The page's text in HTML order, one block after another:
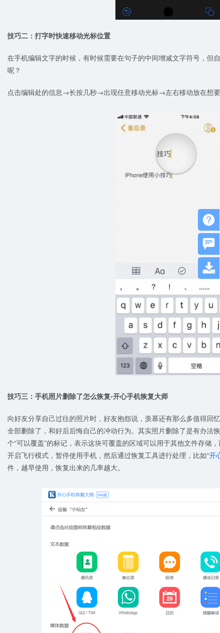
技巧二：打字时快速移动光标位置
在手机编辑文字的时候，有时候需要在句子的中间增减文字符号，但
呢？
点击编辑处的信息→长按几秒→出现任意移动光标→左右移动放在想
技巧三：手机照片删除了怎么恢复-开心手机恢复大师
向好友分享自己过往的照片时，好友抱怨说，羡慕还有那么多值得回
全部删除了，和好后后悔自己的冲动行为。其实照片删除了是有办法
个“可以覆盖”的标记，表示这块可覆盖的区域可以用于其他文件存储
开启飞行模式，暂停使用手机，然后通过恢复工具进行处理，比如“开
件，越早使用，恢复出来的几率越大。


